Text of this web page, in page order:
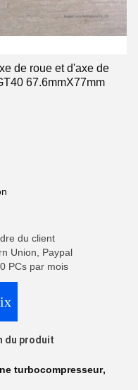
de roue et d'axe de
67.6mmX77mm
du client
Union, Paypal
PCs par mois
du produit
turbocompresseur,